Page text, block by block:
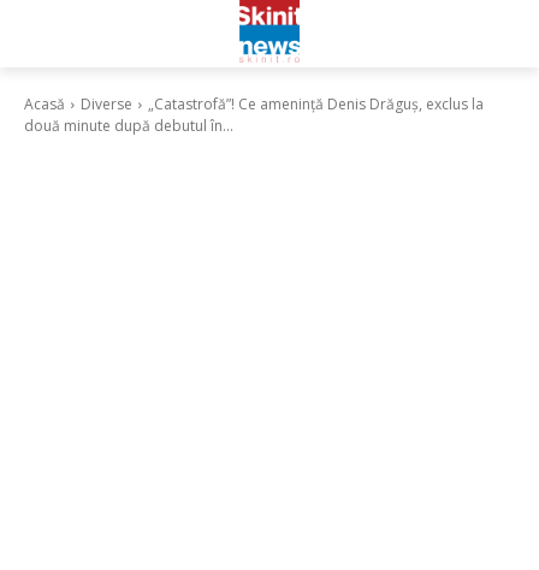
Acasă Diverse
„Catastrofă”! Ce amenință Denis Drăguș, exclus la
două minute după debutul în...